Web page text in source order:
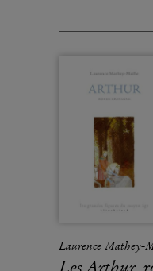
Laurence Mathey-
Les Arthur,